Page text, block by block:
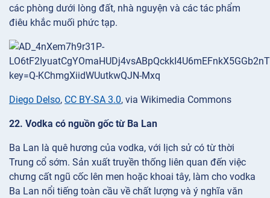
các phòng dưới lòng đất, nhà nguyện và các tác phẩm
điêu khắc muối phức tạp.
Diego Delso, CC BY-SA 3.0, via Wikimedia Commons
22. Vodka có nguồn gốc từ Ba Lan
Ba Lan là quê hương của vodka, với lịch sử có từ thời
Trung cổ sớm. Sản xuất truyền thống liên quan đến việc
chưng cất ngũ cốc lên men hoặc khoai tây, làm cho vodka
Ba Lan nổi tiếng toàn cầu về chất lượng và ý nghĩa văn